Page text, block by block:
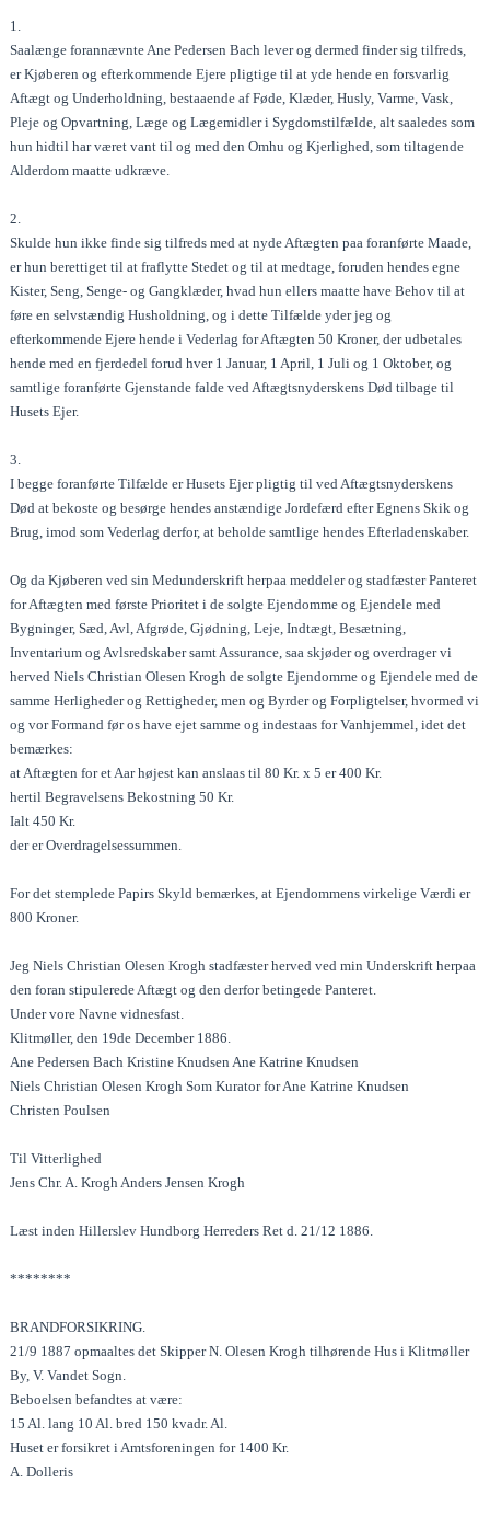
1.
Saalænge forannævnte Ane Pedersen Bach lever og dermed finder sig tilfreds,
er Kjøberen og efterkommende Ejere pligtige til at yde hende en forsvarlig
Aftægt og Underholdning, bestaaende af Føde, Klæder, Husly, Varme, Vask,
Pleje og Opvartning, Læge og Lægemidler i Sygdomstilfælde, alt saaledes som
hun hidtil har været vant til og med den Omhu og Kjerlighed, som tiltagende
Alderdom maatte udkræve.
2.
Skulde hun ikke finde sig tilfreds med at nyde Aftægten paa foranførte Maade,
er hun berettiget til at fraflytte Stedet og til at medtage, foruden hendes egne
Kister, Seng, Senge- og Gangklæder, hvad hun ellers maatte have Behov til at
føre en selvstændig Husholdning, og i dette Tilfælde yder jeg og
efterkommende Ejere hende i Vederlag for Aftægten 50 Kroner, der udbetales
hende med en fjerdedel forud hver 1 Januar, 1 April, 1 Juli og 1 Oktober, og
samtlige foranførte Gjenstande falde ved Aftægtsnyderskens Død tilbage til
Husets Ejer.
3.
I begge foranførte Tilfælde er Husets Ejer pligtig til ved Aftægtsnyderskens
Død at bekoste og besørge hendes anstændige Jordefærd efter Egnens Skik og
Brug, imod som Vederlag derfor, at beholde samtlige hendes Efterladenskaber.
Og da Kjøberen ved sin Medunderskrift herpaa meddeler og stadfæster Panteret
for Aftægten med første Prioritet i de solgte Ejendomme og Ejendele med
Bygninger, Sæd, Avl, Afgrøde, Gjødning, Leje, Indtægt, Besætning,
Inventarium og Avlsredskaber samt Assurance, saa skjøder og overdrager vi
herved Niels Christian Olesen Krogh de solgte Ejendomme og Ejendele med de
samme Herligheder og Rettigheder, men og Byrder og Forpligtelser, hvormed vi
og vor Formand før os have ejet samme og indestaas for Vanhjemmel, idet det
bemærkes:
at Aftægten for et Aar højest kan anslaas til 80 Kr. x 5 er 400 Kr.
hertil Begravelsens Bekostning 50 Kr.
Ialt 450 Kr.
der er Overdragelsessummen.
For det stemplede Papirs Skyld bemærkes, at Ejendommens virkelige Værdi er
800 Kroner.
Jeg Niels Christian Olesen Krogh stadfæster herved ved min Underskrift herpaa
den foran stipulerede Aftægt og den derfor betingede Panteret.
Under vore Navne vidnesfast.
Klitmøller, den 19de December 1886.
Ane Pedersen Bach Kristine Knudsen Ane Katrine Knudsen
Niels Christian Olesen Krogh Som Kurator for Ane Katrine Knudsen
Christen Poulsen
Til Vitterlighed
Jens Chr. A. Krogh Anders Jensen Krogh
Læst inden Hillerslev Hundborg Herreders Ret d. 21/12 1886.
********
BRANDFORSIKRING.
21/9 1887 opmaaltes det Skipper N. Olesen Krogh tilhørende Hus i Klitmøller
By, V. Vandet Sogn.
Beboelsen befandtes at være:
15 Al. lang 10 Al. bred 150 kvadr. Al.
Huset er forsikret i Amtsforeningen for 1400 Kr.
A. Dolleris